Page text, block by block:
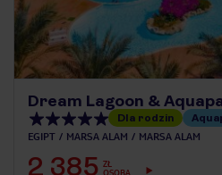
Dream Lagoon &
Dla rodzin
EGIPT MARSA ALAM MARSA ALAM
2 385 ZŁ
OSOBA